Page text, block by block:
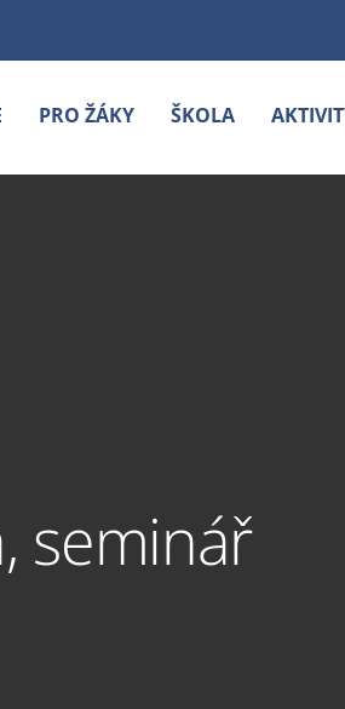
PRO ŽÁKY ŠKOLA
seminář